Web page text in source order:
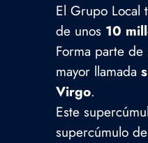
El Grupo Local
de unos 10
Forma parte
mayor llamada
Virgo.
Este
supercúmulo de